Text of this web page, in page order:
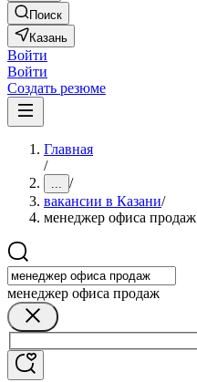
Поиск
Казань
Войти
Войти
Создать резюме
Главная
/
... /
вакансии в Казани/
менеджер офиса продаж
менеджер офиса продаж